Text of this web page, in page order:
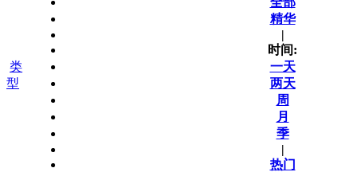
类
型
精华
|
时间:
一天
两天
周
月
季
|
热门